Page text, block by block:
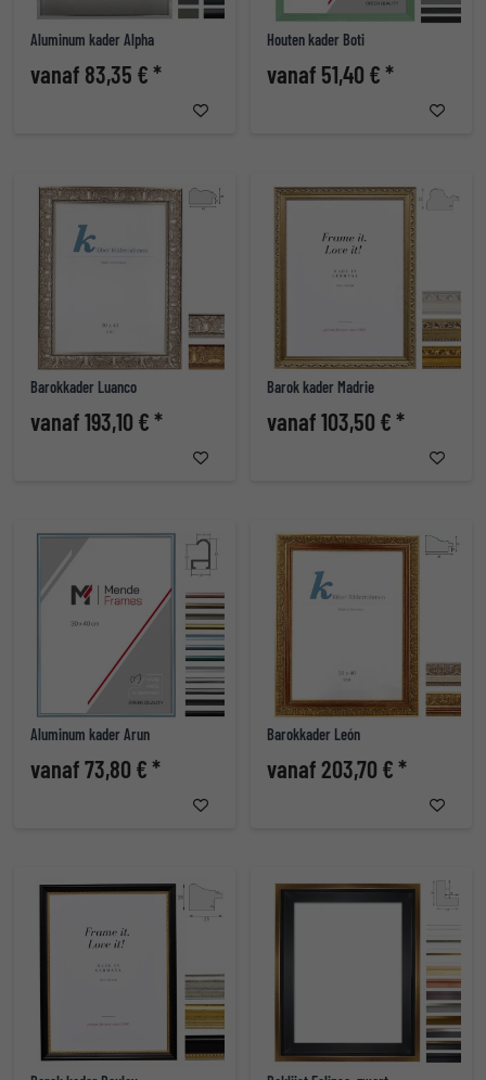
Aluminum kader Alpha
vanaf 83,35 € *
Houten kader Boti
vanaf 51,40 € *
Barokkader Luanco
vanaf 193,10 € *
Barok kader Madrie
vanaf 103,50 € *
Aluminum kader Arun
vanaf 73,80 € *
Barokkader León
vanaf 203,70 € *